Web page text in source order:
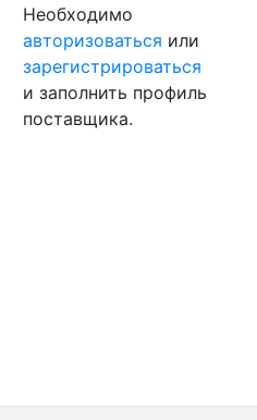
Необходимо
авторизоваться или
зарегистрироваться
и заполнить профиль
поставщика.